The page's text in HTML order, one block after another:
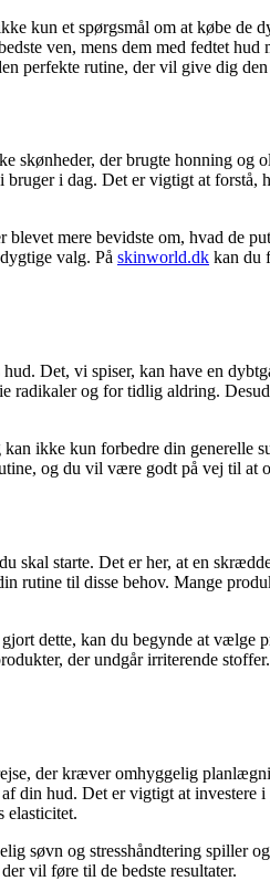
kun et spørgsmål om at købe de
ven, mens dem med fedtet
perfekte rutine, der vil give dig
der brugte honning og
i dag. Det er vigtigt at forstå,
mere bevidste om, hvad de
valg. På skinworld.dk kan du
Det, vi spiser, kan have en
radikaler og for tidlig aldring.
ikke kun forbedre din generelle
og du vil være godt på vej til at
starte. Det er her, at en
rutine til disse behov. Mange
dette, kan du begynde at vælge
der undgår irriterende
der kræver omhyggelig
din hud. Det er vigtigt at investere
elasticitet.
søvn og stresshåndtering spiller
vil føre til de bedste resultater.